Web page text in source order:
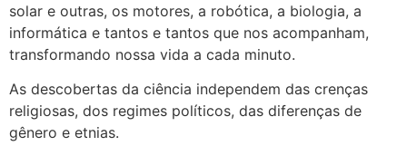
solar e outras, os motores, a robótica, a biologia, a
informática e tantos e tantos que nos acompanham,
transformando nossa vida a cada minuto.
As descobertas da ciência independem das crenças
religiosas, dos regimes políticos, das diferenças de
gênero e etnias.